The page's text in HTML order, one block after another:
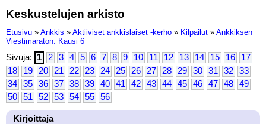
Keskustelujen arkisto
Etusivu » Ankkis » Aktiiviset ankkislaiset -kerho » Kilpailut » Ankkiksen
Viestimaraton: Kausi 6
Sivuja: 1 2 3 4 5 6 7 8 9 10 11 12 13 14 15 16
17
18
19 20 21 22 23 24 25 26 27 28 29 30 31 32
33
34
35 36 37 38 39 40 41 42 43 44 45 46 47 48
49
50
51 52 53 54 55 56
Kirjoittaja